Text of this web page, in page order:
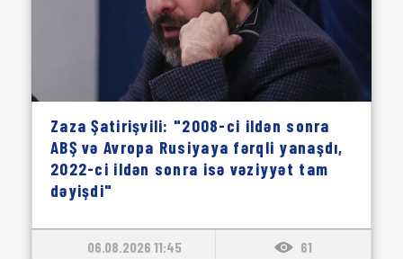
Zaza Şatirişvili: "2008-ci ildən sonra
ABŞ və Avropa Rusiyaya fərqli yanaşdı,
2022-ci ildən sonra isə vəziyyət tam
dəyişdi"
06.08.2026 11:45 61